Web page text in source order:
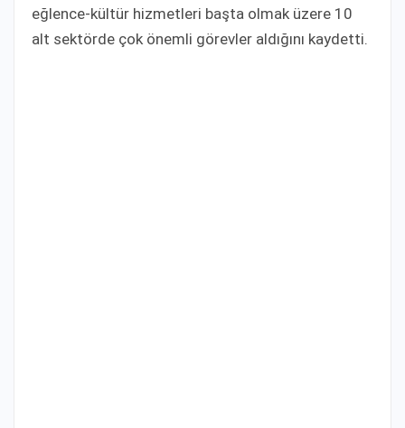
eğlence-kültür hizmetleri başta olmak üzere 10
alt sektörde çok önemli görevler aldığını kaydetti.